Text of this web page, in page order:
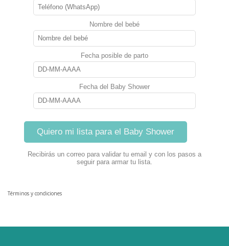
Nombre del bebé
Fecha posible de parto
Fecha del Baby Shower
Quiero mi lista para el Baby Shower
Recibirás un correo para validar tu email y con los pasos a
seguir para armar tu lista.
Términos y condiciones